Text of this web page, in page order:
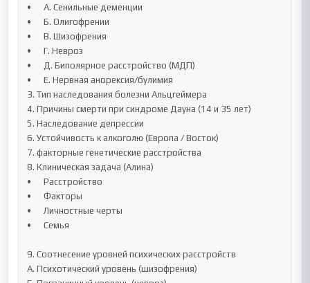
•	А. Сенильные деменции
•	Б. Олигофрении
•	В. Шизофрения
•	Г. Невроз
•	Д. Биполярное расстройство (МДП)
•	Е. Нервная анорексия/булимия
3. Тип наследования болезни Альцгеймера
4. Причины смерти при синдроме Дауна (14 и 35 лет)
5. Наследование депрессии
6. Устойчивость к алкоголю (Европа / Восток)
7. факторные генетические расстройства
8. Клиническая задача (Алина)
•	Расстройство
•	Факторы
•	Личностные черты
•	Семья
9. Соотнесение уровней психических расстройств
А. Психотический уровень (шизофрения)